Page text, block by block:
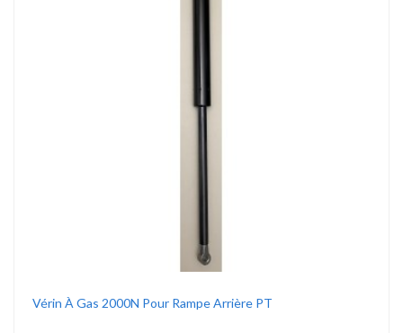
Vérin À Gas 2000N Pour Rampe Arrière PT